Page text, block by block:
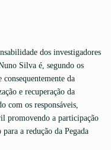
dos investigadores
Silva é, segundo os
da
e recuperação da
com os responsáveis,
promovendo a participação
a redução da Pegada